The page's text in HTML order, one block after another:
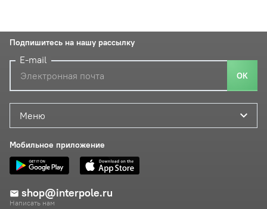
Меню
Мобильное приложение
shop@interpole.ru
Написать нам
Подпишитесь на нашу рассылку
E-mail
ОК